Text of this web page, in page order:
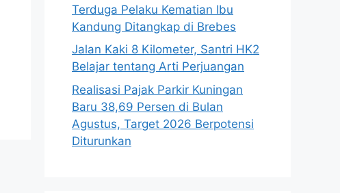
Terduga Pelaku Kematian Ibu
Kandung Ditangkap di Brebes
Jalan Kaki 8 Kilometer, Santri HK2
Belajar tentang Arti Perjuangan
Realisasi Pajak Parkir Kuningan
Baru 38,69 Persen di Bulan
Agustus, Target 2026 Berpotensi
Diturunkan